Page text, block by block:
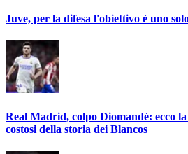
Juve, per la difesa l'obiettivo è uno
Real Madrid, colpo Diomandé: ecco
costosi della storia dei Blancos